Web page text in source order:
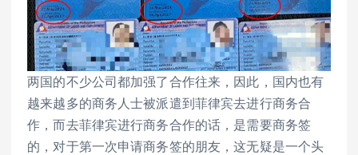
两国的不少公司都加强了合作往来，因此，国内也有
越来越多的商务人士被派遣到菲律宾去进行商务合
作，而去菲律宾进行商务合作的话，是需要商务签
的，对于第一次申请商务签的朋友，这无疑是一个头